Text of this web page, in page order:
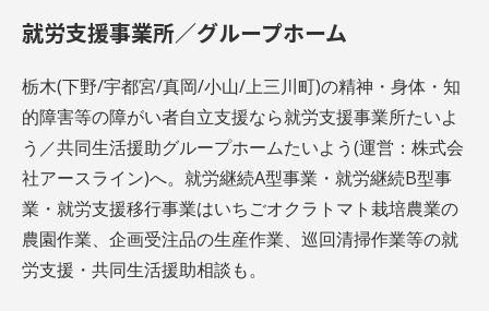
就労支援事業所／グループホーム
栃木(下野/宇都宮/真岡/小山/上三川町)の精神・身体・知
的障害等の障がい者自立支援なら就労支援事業所たいよ
う／共同生活援助グループホームたいよう(運営：株式会
社アースライン)へ。就労継続A型事業・就労継続B型事
業・就労支援移行事業はいちごオクラトマト栽培農業の
農園作業、企画受注品の生産作業、巡回清掃作業等の就
労支援・共同生活援助相談も。